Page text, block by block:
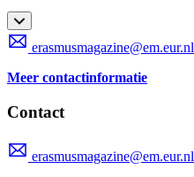
erasmusmagazine@em.eur.nl
Meer contactinformatie
Contact
erasmusmagazine@em.eur.nl